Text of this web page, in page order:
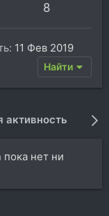
8
11 Фев 2019
Найти
активность
нет ни